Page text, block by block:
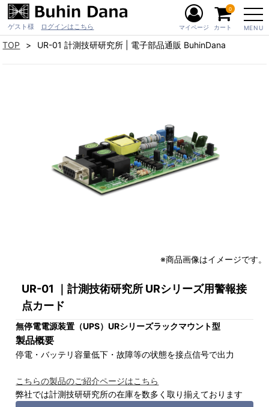
ゲスト様 ログインはこちら MENU
マイページ カート
0
TOP UR-01 計測技研研究所 | 電子部品通販 BuhinDana
※商品画像はイメージです。
UR-01 ｜計測技術研究所 URシリーズ用警報接
点カード
無停電電源装置（UPS）URシリーズラックマウント型
製品概要
停電・バッテリ容量低下・故障等の状態を接点信号で出力
こちらの製品のご紹介ページはこちら
弊社では計測技研研究所の在庫を数多く取り揃えております